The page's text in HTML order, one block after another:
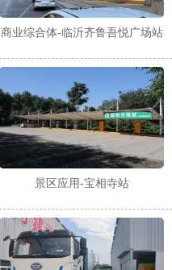
商业综合体-临沂齐鲁吾悦广场站
景区应用-宝相寺站